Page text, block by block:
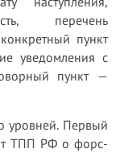
перечень
пункт
уведомления с
пункт —
уровней. Первый
ТПП РФ о форс-